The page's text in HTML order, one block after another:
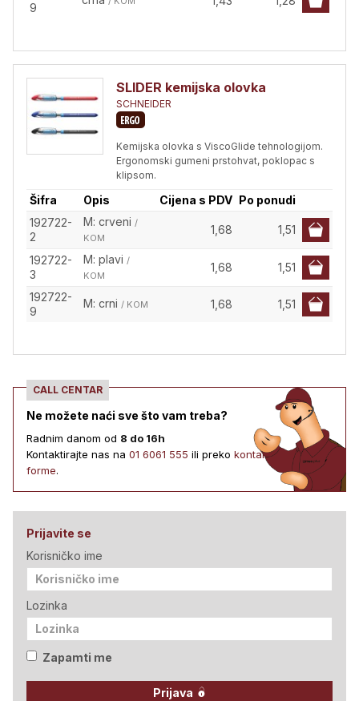
9
SLIDER kemijska olovka
SCHNEIDER
Kemijska olovka s ViscoGlide tehnologijom.
Ergonomski gumeni prstohvat, poklopac s
klipsom.
Šifra Opis Cijena s PDV Po ponudi
192722-
2
M: crveni /
KOM
1,68 1,51
192722-
3
M: plavi /
KOM
1,68 1,51
192722-
9
M: crni / KOM 1,68 1,51
CALL CENTAR
Ne možete naći sve što vam treba?
Radnim danom od 8 do 16h
Kontaktirajte nas na 01 6061 555 ili preko kontakt
forme.
Prijavite se
Korisničko ime
Lozinka
Zapamti me
Prijava